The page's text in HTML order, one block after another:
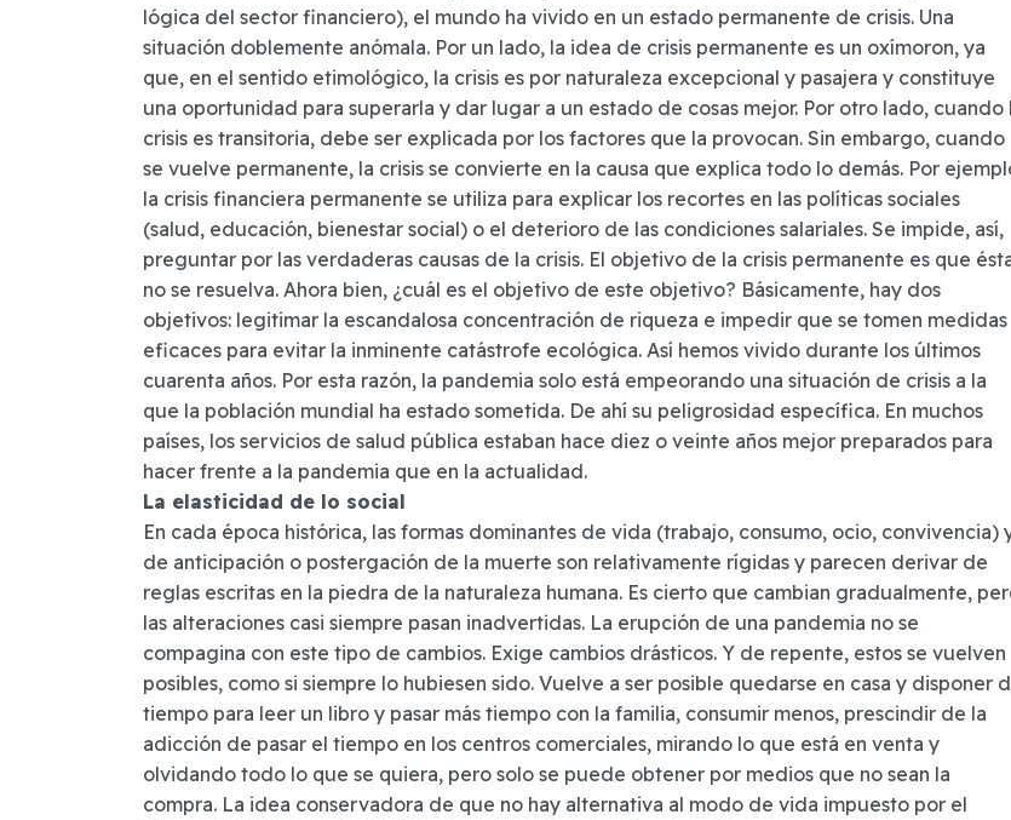
lógica del sector financiero), el mundo ha vivido en un estado permanente de crisis. Una
situación doblemente anómala. Por un lado, la idea de crisis permanente es un oxímoron, ya
que, en el sentido etimológico, la crisis es por naturaleza excepcional y pasajera y constituye
una oportunidad para superarla y dar lugar a un estado de cosas mejor. Por otro lado, cuando
crisis es transitoria, debe ser explicada por los factores que la provocan. Sin embargo, cuando
se vuelve permanente, la crisis se convierte en la causa que explica todo lo demás. Por
la crisis financiera permanente se utiliza para explicar los recortes en las políticas sociales
(salud, educación, bienestar social) o el deterioro de las condiciones salariales. Se impide, así,
preguntar por las verdaderas causas de la crisis. El objetivo de la crisis permanente es que
no se resuelva. Ahora bien, ¿cuál es el objetivo de este objetivo? Básicamente, hay dos
objetivos: legitimar la escandalosa concentración de riqueza e impedir que se tomen medidas
eficaces para evitar la inminente catástrofe ecológica. Así hemos vivido durante los últimos
cuarenta años. Por esta razón, la pandemia solo está empeorando una situación de crisis a la
que la población mundial ha estado sometida. De ahí su peligrosidad específica. En muchos
países, los servicios de salud pública estaban hace diez o veinte años mejor preparados para
hacer frente a la pandemia que en la actualidad.
La elasticidad de lo social
En cada época histórica, las formas dominantes de vida (trabajo, consumo, ocio, convivencia)
de anticipación o postergación de la muerte son relativamente rígidas y parecen derivar de
reglas escritas en la piedra de la naturaleza humana. Es cierto que cambian gradualmente,
las alteraciones casi siempre pasan inadvertidas. La erupción de una pandemia no se
compagina con este tipo de cambios. Exige cambios drásticos. Y de repente, estos se vuelven
posibles, como si siempre lo hubiesen sido. Vuelve a ser posible quedarse en casa y disponer
tiempo para leer un libro y pasar más tiempo con la familia, consumir menos, prescindir de la
adicción de pasar el tiempo en los centros comerciales, mirando lo que está en venta y
olvidando todo lo que se quiera, pero solo se puede obtener por medios que no sean la
compra. La idea conservadora de que no hay alternativa al modo de vida impuesto por el